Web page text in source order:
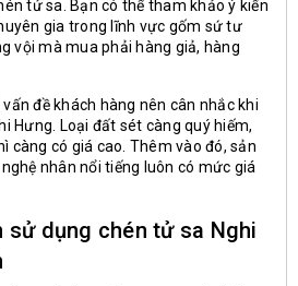
tử sa. Bạn có thể tham khảo ý kiến
gia trong lĩnh vực gốm sứ tư
vội mà mua phải hàng giả, hàng
đề khách hàng nên cân nhắc khi
Hưng. Loại đất sét càng quý hiếm,
càng có giá cao. Thêm vào đó, sản
nhân nổi tiếng luôn có mức giá
sử dụng chén tử sa Nghi